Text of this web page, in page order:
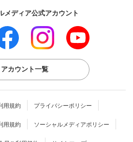
メディア公式アカウント
アカウント一覧
用規約 プライバシーポリシー
用規約 ソーシャルメディアポリシー